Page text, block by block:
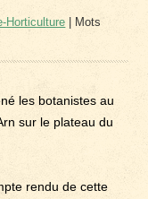
Horticulture | Mots
les botanistes au
sur le plateau du
rendu de cette